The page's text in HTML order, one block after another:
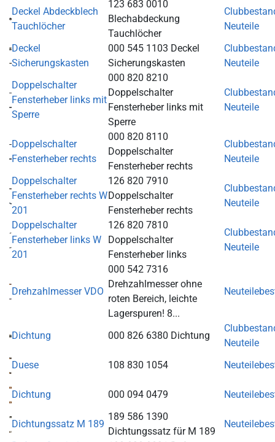
Deckel Abdeckblech
Tauchlöcher
123 683 0010
Blechabdeckung
Tauchlöcher
Neuteile
Deckel
Sicherungskasten
000 545 1103 Deckel
Sicherungskasten
Neuteile
Doppelschalter
Fensterheber links mit
Sperre
000 820 8210
Doppelschalter
Fensterheber links mit
Sperre
Neuteile
Doppelschalter
Fensterheber rechts
000 820 8110
Doppelschalter
Fensterheber rechts
Neuteile
Doppelschalter
Fensterheber rechts W
201
126 820 7910
Doppelschalter
Fensterheber rechts
Neuteile
Doppelschalter
Fensterheber links W
201
126 820 7810
Doppelschalter
Fensterheber links
Neuteile
Drehzahlmesser VDO
000 542 7316
Drehzahlmesser ohne
roten Bereich, leichte
Lagerspuren! 8...
Dichtung 000 826 6380 Dichtung
Neuteile
Duese
108 830 1054
Dichtung 000 094 0479
Dichtungssatz M 189
189 586 1390
Dichtungssatz für M 189